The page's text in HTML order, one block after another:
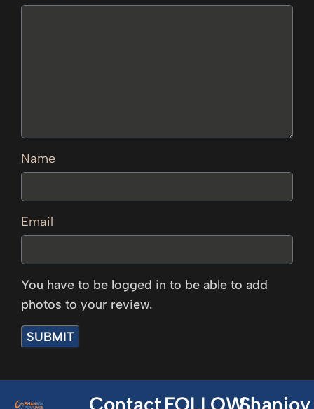
Name
Email
You have to be logged in to be able to add
photos to your review.
ContactFOLLOWShanjoy